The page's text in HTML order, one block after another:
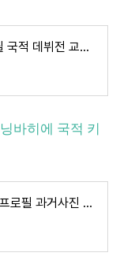
제로베이스원 장하오 프로필 국적 데뷔전 교생 과거사진 키 직캠영상
바히에 국적 키
케플러 휴닝바히에 국적 키 프로필 과거사진 가족 아빠 오빠 언니